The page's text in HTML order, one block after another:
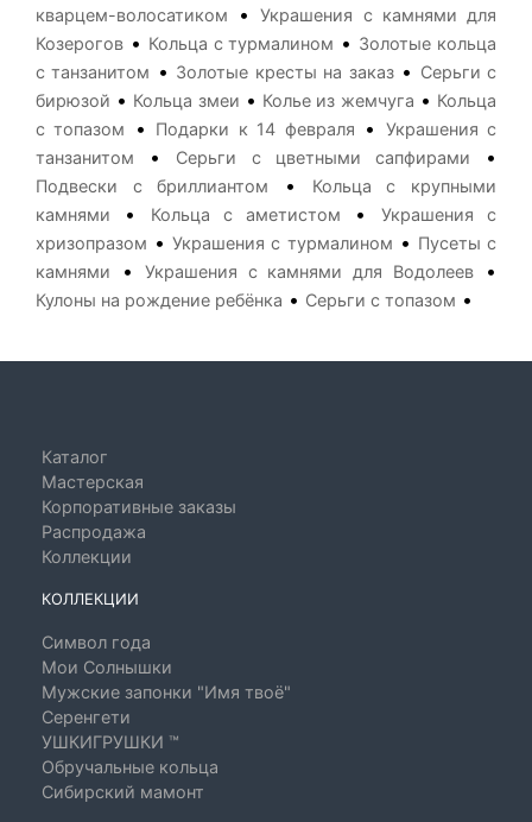
кварцем-волосатиком
•Украшения с камнями для
Козерогов • Кольца с турмалином • Золотые кольца
с танзанитом • Золотые кресты на заказ• Серьги с
бирюзой • Кольца змеи • Колье из жемчуга • Кольца
с топазом
• Подарки к 14 февраля •
Украшения с
танзанитом
• Серьги с цветными сапфирами •
Подвески с бриллиантом •
Кольца с крупными
камнями
• Кольца с аметистом •
Украшения с
хризопразом •Украшения с турмалином • Пусеты с
камнями
• Украшения с камнями для Водолеев •
Кулоны на рождение ребёнка • Серьги с топазом •
Каталог
Мастерская
Корпоративные заказы
Распродажа
Коллекции
КОЛЛЕКЦИИ
Символ года
Мои Солнышки
Мужские запонки "Имя твоё"
Серенгети
УШКИГРУШКИ ™
Обручальные кольца
Сибирский мамонт